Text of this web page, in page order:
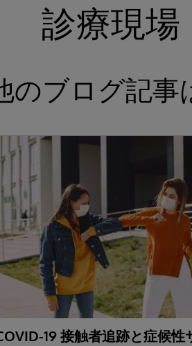
診療現場
のブログ記事
19 接触者追跡と症候性